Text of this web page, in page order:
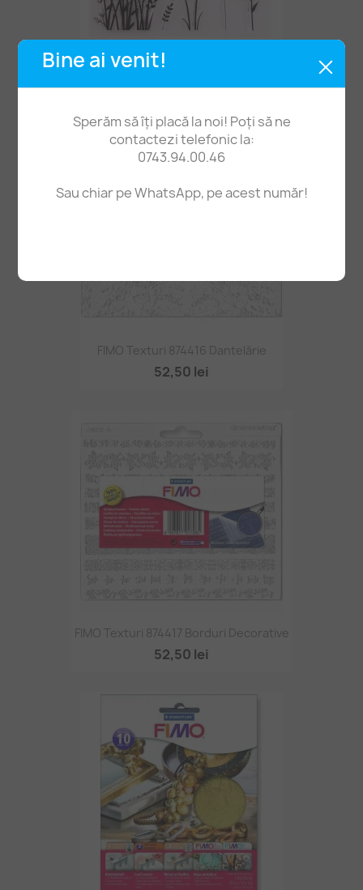
Bine ai venit!
Sperăm să îți placă la noi! Poți să ne
contactezi telefonic la:
0743.94.00.46
Sau chiar pe WhatsApp, pe acest număr!
Set 10 Ștampile Silicon Flori
24,90 lei
FIMO Texturi 874416 Dantelărie
52,50 lei
FIMO Texturi 874417 Borduri Decorative
52,50 lei